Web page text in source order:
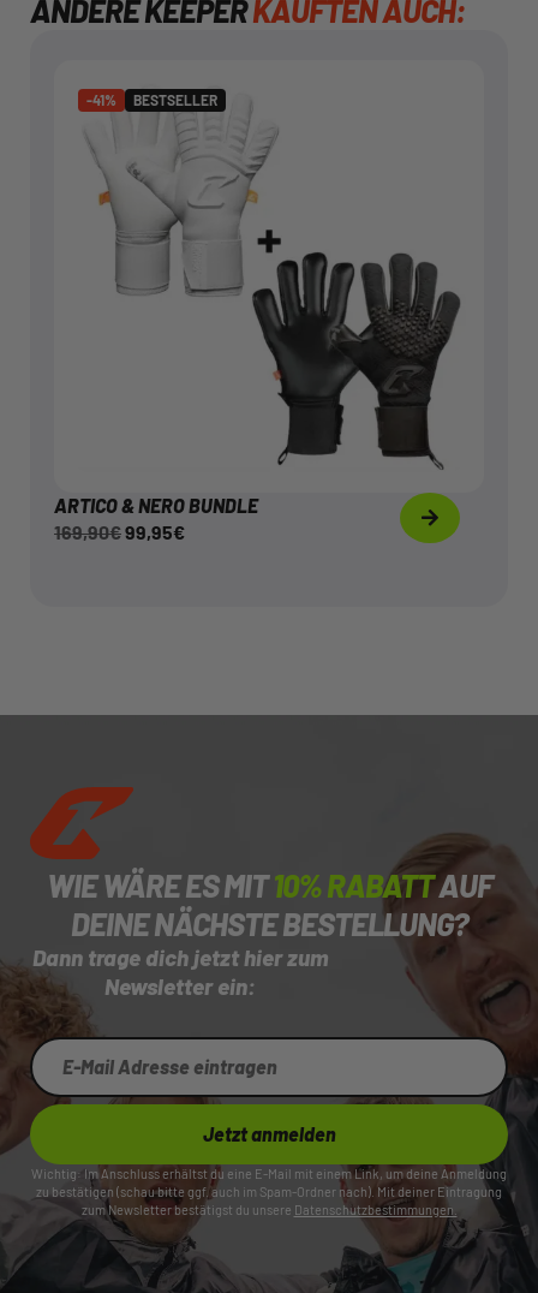
ANDERE KEEPERKAUFTEN AUCH:
-41% BESTSELLER
ARTICO & NERO BUNDLE
169,90€99,95€
ARTICO & NERO BUNDLE
WIE WÄRE ES MIT10% RABATTAUF
DEINE NÄCHSTE BESTELLUNG?
Dann trage dich jetzt hier zum
Newsletter ein:
Jetzt anmelden
Wichtig: Im Anschluss erhältst du eine E-Mail mit einem Link, um deine Anmeldung
zu bestätigen (schau bitte ggf. auch im Spam-Ordner nach). Mit deiner Eintragung
zum Newsletter bestätigst du unsere Datenschutzbestimmungen.